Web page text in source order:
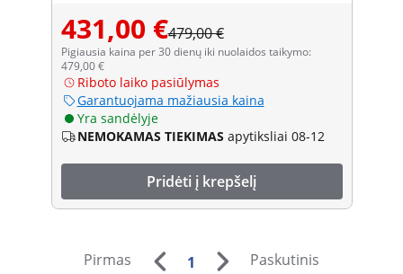
431,00 €479,00 €
Pigiausia kaina per 30 dienų iki nuolaidos taikymo:
479,00 €
Riboto laiko pasiūlymas
Garantuojama mažiausia kaina
Yra sandėlyje
NEMOKAMAS TIEKIMAS apytiksliai 08-12
Pridėti į krepšelį
Pirmas 1 Paskutinis